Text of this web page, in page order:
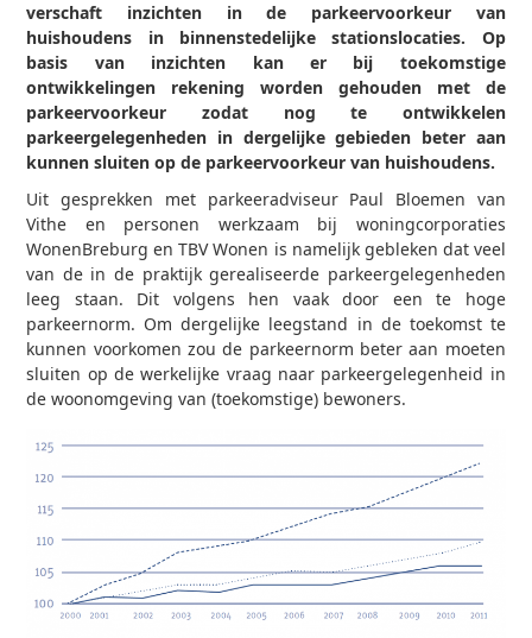
verschaft inzichten in de parkeervoorkeur van
huishoudens in binnenstedelijke stationslocaties. Op
basis van inzichten kan er bij toekomstige
ontwikkelingen rekening worden gehouden met de
parkeervoorkeur zodat nog te ontwikkelen
parkeergelegenheden in dergelijke gebieden beter aan
kunnen sluiten op de parkeervoorkeur van huishoudens.
Uit gesprekken met parkeeradviseur Paul Bloemen van
Vithe en personen werkzaam bij woningcorporaties
WonenBreburg en TBV Wonen is namelijk gebleken dat veel
van de in de praktijk gerealiseerde parkeergelegenheden
leeg staan. Dit volgens hen vaak door een te hoge
parkeernorm. Om dergelijke leegstand in de toekomst te
kunnen voorkomen zou de parkeernorm beter aan moeten
sluiten op de werkelijke vraag naar parkeergelegenheid in
de woonomgeving van (toekomstige) bewoners.